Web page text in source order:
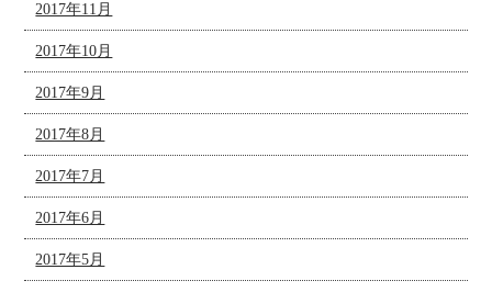
2017年11月
2017年10月
2017年9月
2017年8月
2017年7月
2017年6月
2017年5月